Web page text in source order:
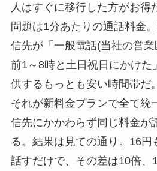
人はすぐに移行した方がお得
問題は1分あたりの通話料金
信先が「一般電話(当社の営
前1～8時と土日祝日にかけた
供するもっとも安い時間帯だ。
それが新料金プランで全て統
信先にかかわらず同じ料金が
る。結果は見ての通り。16円
話すだけで、その差は10倍、